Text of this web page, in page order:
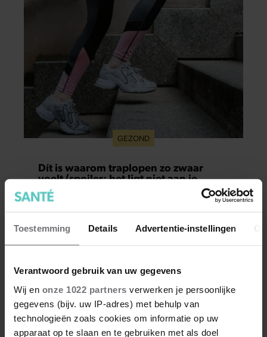
Toestemming Details Advertentie-instellingen
Verantwoord gebruik van uw gegevens
Wij en onze 1022 partners verwerken je persoonlijke
gegevens (bijv. uw IP-adres) met behulp van
technologieën zoals cookies om informatie op uw
apparaat op te slaan en te gebruiken met als doel
GEZOND
Dít is waarom traplopen zo zwaar
voelt (spoiler: het ligt niet aan je
conditie)
Je wil meer aan je conditie werken of je
stappendoel halen, en dus neem je de trap in
plaats van de roltrap of lift. Maar halverwege
begin je al met hijgen. Dit terwijl je van een half